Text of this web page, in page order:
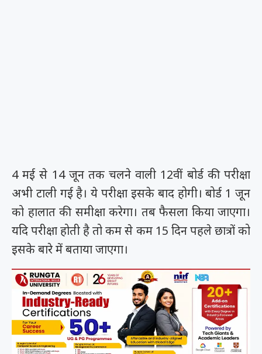
4 मई से 14 जून तक चलने वाली 12वीं बोर्ड की परीक्षा
अभी टाली गई है। ये परीक्षा इसके बाद होगी। बोर्ड 1 जून
को हालात की समीक्षा करेगा। तब फैसला किया जाएगा।
यदि परीक्षा होती है तो कम से कम 15 दिन पहले छात्रों को
इसके बारे में बताया जाएगा।